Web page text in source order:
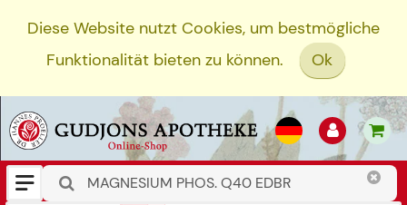
Diese Website nutzt Cookies, um bestmögliche
Funktionalität bieten zu können.
Ok